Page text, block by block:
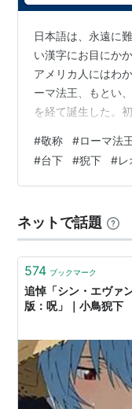
日本語は、永遠に
い漢字にお目にか
アメリカ人にはわ
ーマ法王、もとい
を経て誕生した。
ン語、ポルトガル
ね？）であるイタ
「法王または教皇
しかし、最近のあ
変えられるように
#敬称 #ローマ法
#台下 #猊下 #
ネットで話題
574 ブックマーク
追悼「シン・エヴァ
版：呪」｜小鳥猊下